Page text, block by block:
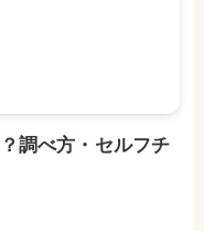
調べ方・セルフチ